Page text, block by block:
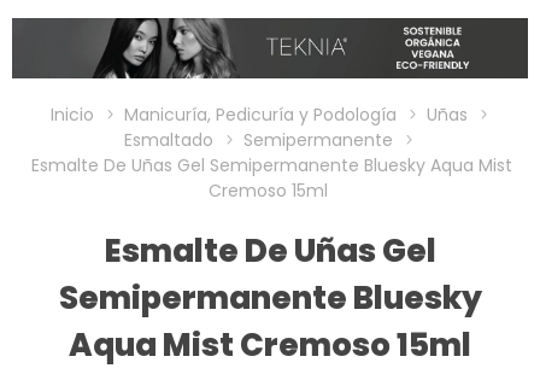
Inicio Manicuría, Pedicuría y Podología
Uñas
Esmaltado
Semipermanente
Esmalte De Uñas Gel Semipermanente Bluesky Aqua Mist
Cremoso 15ml
Esmalte De Uñas Gel
Semipermanente Bluesky
Aqua Mist Cremoso 15ml